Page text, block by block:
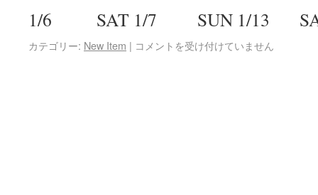
1/6 SAT 1/7 SUN 1/13
カテゴリー: New Item | コメントを受け付けていません